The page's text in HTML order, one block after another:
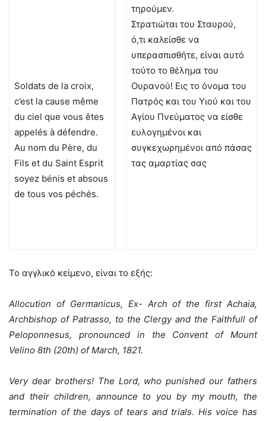
Soldats de la croix,
c’est la cause même
du ciel que vous êtes
appelés à défendre.
Au nom du Père, du
Fils et du Saint Esprit
soyez bénis et absous
de tous vos péchés.
τηρούμεν.
Στρατιώται του Σταυρού,
ό,τι καλείσθε να
υπερασπισθήτε, είναι αυτό
τούτο το θέλημα του
Ουρανού! Εις το όνομα του
Πατρός και του Υιού και του
Αγίου Πνεύματος να είσθε
ευλογημένοι και
συγκεχωρημένοι από πάσας
τας αμαρτίας σας
Το αγγλικό κείμενο, είναι το εξής:
Allocution of Germanicus, Ex- Arch of the first Achaia,
Archbishop of Patrasso, to the Clergy and the Faithfull of
Peloponnesus, pronounced in the Convent of Mount
Velino 8th (20th) of March, 1821.
Very dear brothers! The Lord, who punished our fathers
and their children, announce to you by my mouth, the
termination of the days of tears and trials. His voice has